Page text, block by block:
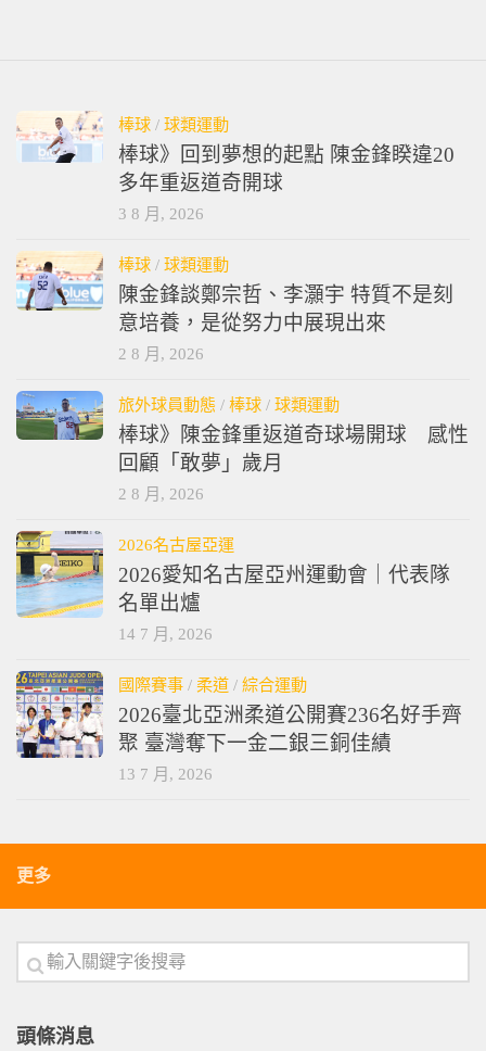
棒球 / 球類運動
棒球》回到夢想的起點 陳金鋒睽違20
多年重返道奇開球
3 8 月, 2026
棒球 / 球類運動
陳金鋒談鄭宗哲、李灝宇 特質不是刻
意培養，是從努力中展現出來
2 8 月, 2026
旅外球員動態 / 棒球 / 球類運動
棒球》陳金鋒重返道奇球場開球 感性
回顧「敢夢」歲月
2 8 月, 2026
2026名古屋亞運
2026愛知名古屋亞州運動會｜代表隊
名單出爐
14 7 月, 2026
國際賽事 / 柔道 / 綜合運動
2026臺北亞洲柔道公開賽236名好手齊
聚 臺灣奪下一金二銀三銅佳績
13 7 月, 2026
更多
頭條消息